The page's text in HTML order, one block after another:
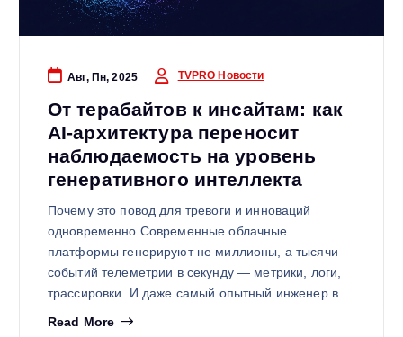
Авг, Пн, 2025 TVPRO Новости
От терабайтов к инсайтам: как
AI-архитектура переносит
наблюдаемость на уровень
генеративного интеллекта
Почему это повод для тревоги и инноваций
одновременно Современные облачные
платформы генерируют не миллионы, а тысячи
событий телеметрии в секунду — метрики, логи,
трассировки. И даже самый опытный инженер в…
Read More